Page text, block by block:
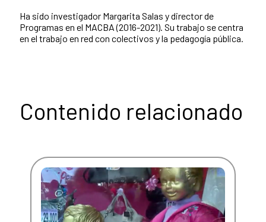
Ha sido investigador Margarita Salas y director de
Programas en el MACBA (2016-2021). Su trabajo se centra
en el trabajo en red con colectivos y la pedagogía pública.
Contenido relacionado